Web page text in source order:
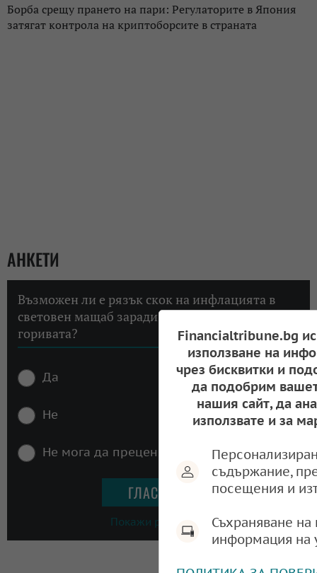
Борба срещу прането на пари: Регулаторите в Япония
затягат контрола на криптоборсите в страната
АНКЕТИ
Възможен ли е рязък скок на инфлацията в
световен мащаб заради високите цени на
горивата?
Да
Не
Не мога да преценя
Покажи резултати
Financialtribune.bg
използване на
чрез бисквитки и
да подобрим
нашия сайт, да
използвате и за
съдържание,
посещения и
Съхраняване
информация на